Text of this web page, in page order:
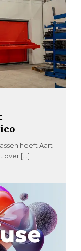
heeft Aart
over […]